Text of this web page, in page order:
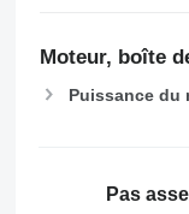
Moteur, boîte
Puissance du
Pas